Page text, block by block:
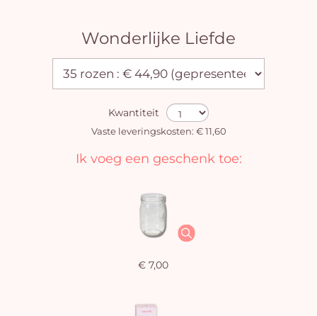
Wonderlijke Liefde
Kwantiteit
Vaste leveringskosten: € 11,60
Ik voeg een geschenk toe:
€ 7,00